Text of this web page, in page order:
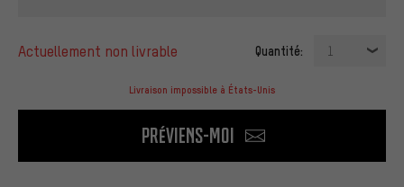
actuellement non livrable Quantité: 1
Livraison impossible à États-Unis
Préviens-moi